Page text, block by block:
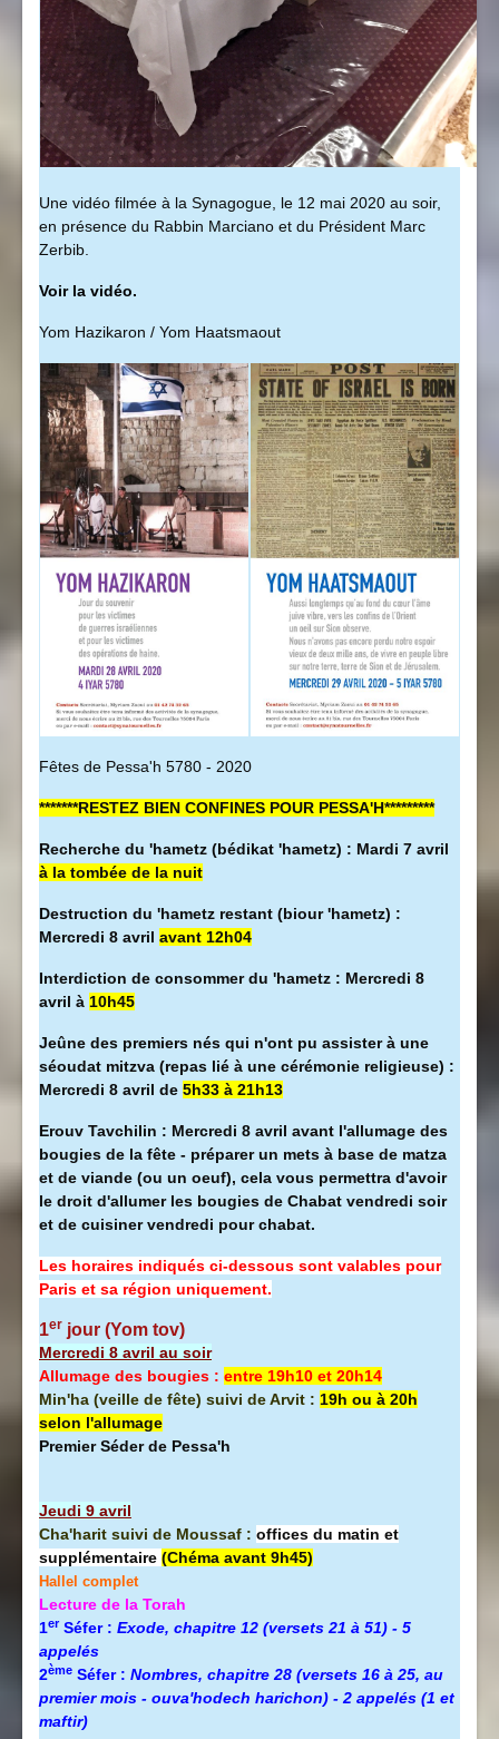
Une vidéo filmée à la Synagogue, le 12 mai 2020 au soir,
en présence du Rabbin Marciano et du Président Marc
Zerbib.
Voir la vidéo.
Yom Hazikaron / Yom Haatsmaout
Fêtes de Pessa'h 5780 - 2020
*******RESTEZ BIEN CONFINES POUR PESSA'H*********
Recherche du 'hametz (bédikat 'hametz) : Mardi 7 avril
à la tombée de la nuit
Destruction du 'hametz restant (biour 'hametz) :
Mercredi 8 avril avant 12h04
Interdiction de consommer du 'hametz : Mercredi 8
avril à 10h45
Jeûne des premiers nés qui n'ont pu assister à une
séoudat mitzva (repas lié à une cérémonie religieuse) :
Mercredi 8 avril de 5h33 à 21h13
Erouv Tavchilin : Mercredi 8 avril avant l'allumage des
bougies de la fête - préparer un mets à base de matza
et de viande (ou un oeuf), cela vous permettra d'avoir
le droit d'allumer les bougies de Chabat vendredi soir
et de cuisiner vendredi pour chabat.
Les horaires indiqués ci-dessous sont valables pour
Paris et sa région uniquement.
1er jour (Yom tov)
Mercredi 8 avril au soir
Allumage des bougies : entre 19h10 et 20h14
Min'ha (veille de fête) suivi de Arvit : 19h ou à 20h
selon l'allumage
Premier Séder de Pessa'h
Jeudi 9 avril
Cha'harit suivi de Moussaf : offices du matin et
supplémentaire (Chéma avant 9h45)
Hallel complet
Lecture de la Torah
1erSéfer : Exode, chapitre 12 (versets 21 à 51) - 5
appelés
2ème Séfer : Nombres, chapitre 28 (versets 16 à 25, au
premier mois - ouva'hodech harichon) - 2 appelés (1 et
maftir)